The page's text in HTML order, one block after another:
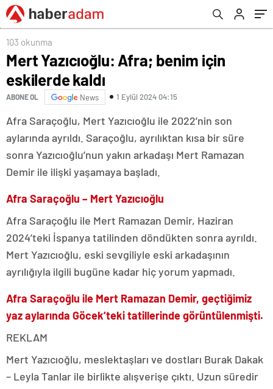
103 okunma
Mert Yazıcıoğlu: Afra; benim için
eskilerde kaldı
ABONE OL News 1 Eylül 2024 04:15
Afra Saraçoğlu, Mert Yazıcıoğlu ile 2022’nin son
aylarında ayrıldı. Saraçoğlu, ayrılıktan kısa bir süre
sonra Yazıcıoğlu’nun yakın arkadaşı Mert Ramazan
Demir ile ilişki yaşamaya başladı.
Afra Saraçoğlu – Mert Yazıcıoğlu
Afra Saraçoğlu ile Mert Ramazan Demir, Haziran
2024’teki İspanya tatilinden döndükten sonra ayrıldı.
Mert Yazıcıoğlu, eski sevgiliyle eski arkadaşının
ayrılığıyla ilgili bugüne kadar hiç yorum yapmadı.
Afra Saraçoğlu ile Mert Ramazan Demir, geçtiğimiz
yaz aylarında Göcek’teki tatillerinde görüntülenmişti.
REKLAM
Mert Yazıcıoğlu, meslektaşları ve dostları Burak Dakak
– Leyla Tanlar ile birlikte alışverişe çıktı. Uzun süredir